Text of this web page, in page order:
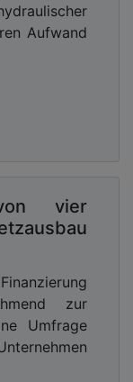
Aufwand
vier
zur
Umfrage